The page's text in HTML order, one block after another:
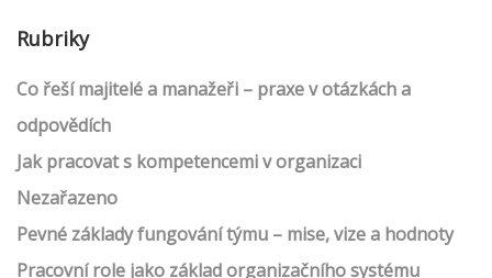
Rubriky
Co řeší majitelé a manažeři – praxe v otázkách a
odpovědích
Jak pracovat s kompetencemi v organizaci
Nezařazeno
Pevné základy fungování týmu – mise, vize a hodnoty
Pracovní role jako základ organizačního systému